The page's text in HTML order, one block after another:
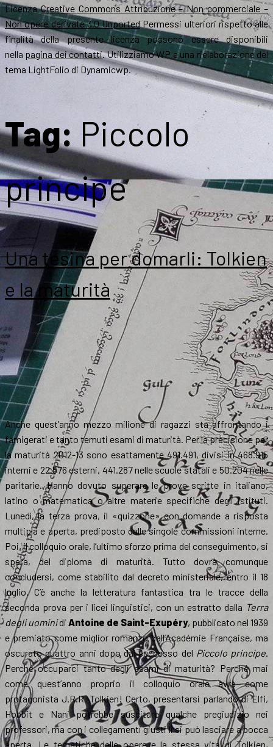
LicenzaCreative Commons Attribuzione – Non commerciale –
Non opere derivate 3.0 UnportedPermessi ulteriori rispetto alle
finalità della presente licenza possono essere disponibili
nella pagina dei contatti. Utilizziamo WP e una rielaborazione del
tema LightFolio di Dynamicwp.
Tag: Piccolo
principe
Una tesina per domarli: Tolkien
e la maturità
Anche quest’anno mezzo milione di ragazzi sta affrontando i
famigerati e tanto temuti esami di maturità. Per la precisione per
la maturità 2012-13 sono esattamente 491.491, divisi in 468.915
interni e 22.576 esterni, 441.287 nelle scuole statali e 50.204 nelle
paritarie. Hanno dovuto superare le prove scritte in italiano,
latino o matematica o altre materie specifiche degli istituti.
Lunedì, la terza prova, il «quizzone» con domande a risposta
multipla e aperta, prediposto dalle singole commissioni interne.
Poi, il colloquio orale, l’ultimo sforzo prima del conseguimento, si
spera, del diploma di maturità. Tutto dovrà comunque
concludersi, come stabilito dal decreto ministeriale, entro il 18
luglio. C’è anche la letteratura fantastica tra le tracce della
seconda prova per i licei linguistici, con un estratto dalla Terra
degli uominidi Antoine de Saint-Exupéry, pubblicato nel 1939
e premiato come miglior romanzo dall’Académie Française, ma
oscurato quattro anni dopo dal successo del Piccolo principe.
Perché occuparci tanto degli esami di maturità? Perché mai
come quest’anno proprio il colloquio orale avrà come
protagonista J.R.R. Tolkien! Certo, presentarsi parlando di Elfi,
Hobbit e Nani potrebbe suscitare qualche pregiudizio nei
professori, ma con i collegamenti giusti li si può lasciare a bocca
aperta. Le tematiche delle opere e la stessa vita di Tolkien,